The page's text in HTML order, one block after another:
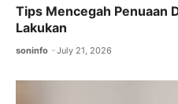
Tips Mencegah Penuaan
Lakukan
soninfo July 21, 2026